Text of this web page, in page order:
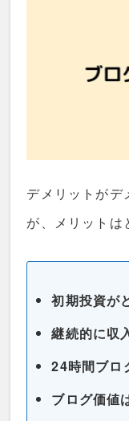
デメリットがデ
が、メリットは
初期投資が
継続的に収
24時間ブロ
ブログ価値